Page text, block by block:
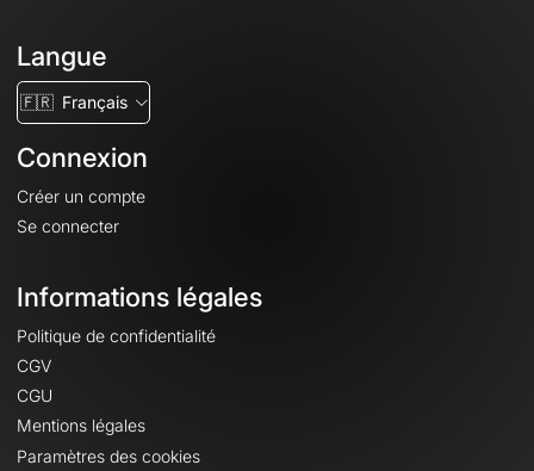
Langue
🇫🇷 Français
Connexion
Créer un compte
Se connecter
Informations légales
Politique de confidentialité
CGV
CGU
Mentions légales
Paramètres des cookies